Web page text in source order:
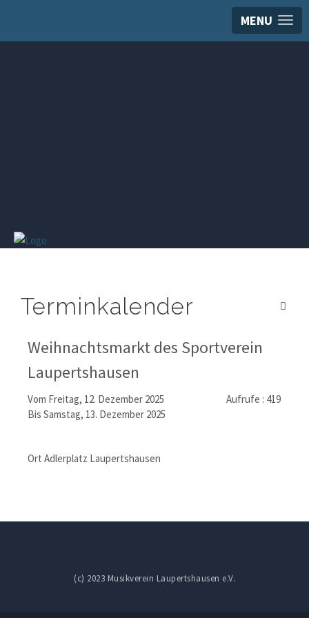
MENU
Terminkalender
Weihnachtsmarkt des Sportverein
Laupertshausen
Vom Freitag, 12. Dezember 2025
Bis Samstag, 13. Dezember 2025
Aufrufe : 419
Ort Adlerplatz Laupertshausen
(c) 2023 Musikverein Laupertshausen e.V.